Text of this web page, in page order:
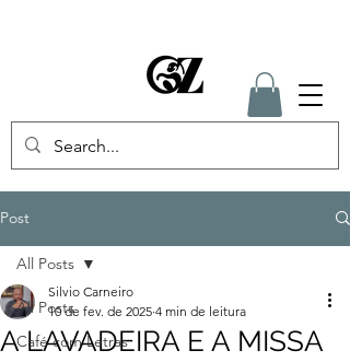
Post
All Posts
Café com Letras
All Posts
A LAVADEIRA E A MISSA
Silvio Carneiro
10 de fev. de 2025 4 min de leitura